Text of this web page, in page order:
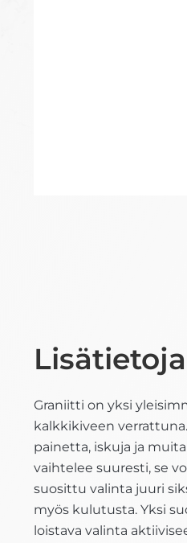
Lisätietoja
Graniitti on yksi
kalkkikiveen
painetta, iskuja ja
vaihtelee suuresti, se
suosittu valinta juuri
myös kulutusta. Yksi
loistava valinta